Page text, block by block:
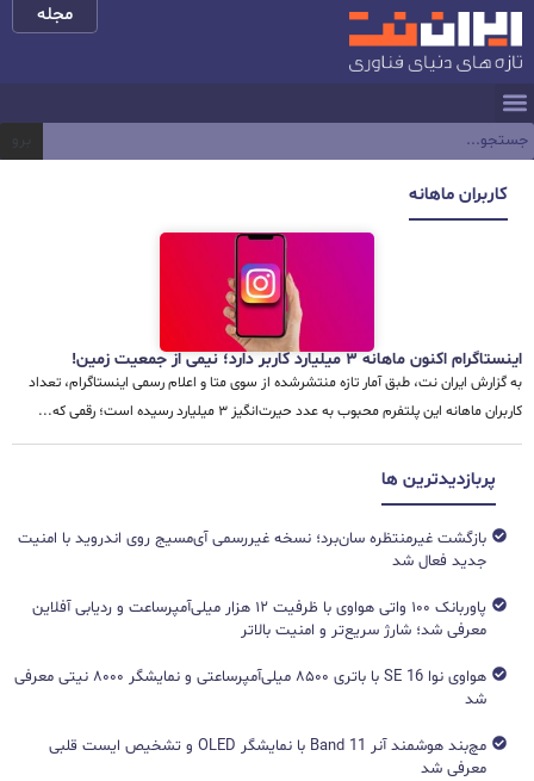
مجله
کاربران ماهانه
اینستاگرام اکنون ماهانه ۳ میلیارد کاربر دارد؛ نیمی از جمعیت زمین!
به گزارش ایران نت، طبق آمار تازه منتشرشده از سوی متا و اعلام رسمی اینستاگرام، تعداد
کاربران ماهانه این پلتفرم محبوب به عدد حیرت‌انگیز ۳ میلیارد رسیده است؛ رقمی که...
پربازدیدترین ها
بازگشت غیرمنتظره سان‌برد؛ نسخه غیررسمی آی‌مسیج روی اندروید با امنیت
جدید فعال شد
پاوربانک ۱۰۰ واتی هواوی با ظرفیت ۱۲ هزار میلی‌آمپرساعت و ردیابی آفلاین
معرفی شد؛ شارژ سریع‌تر و امنیت بالاتر
هواوی نوا 16 SE با باتری ۸۵۰۰ میلی‌آمپرساعتی و نمایشگر ۸۰۰۰ نیتی معرفی
شد
مچ‌بند هوشمند آنر Band 11 با نمایشگر OLED و تشخیص ایست قلبی
معرفی شد